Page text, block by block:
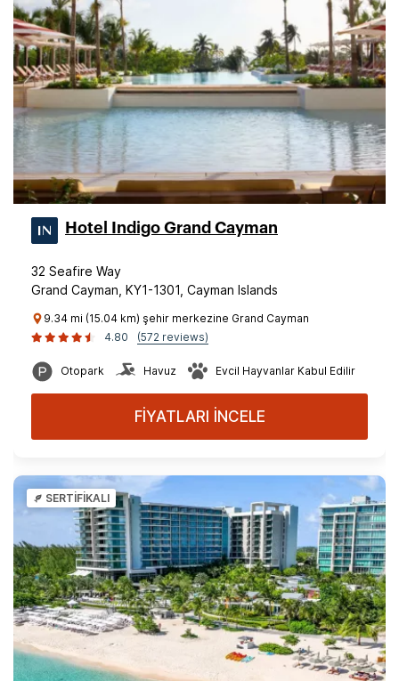
Hotel Indigo Grand Cayman
32 Seafire Way
Grand Cayman, KY1-1301, Cayman Islands
9.34 mi (15.04 km) şehir merkezine Grand Cayman
4.80
(572 reviews)
Otopark Havuz Evcil Hayvanlar Kabul Edilir
FİYATLARI İNCELE
SERTİFİKALI